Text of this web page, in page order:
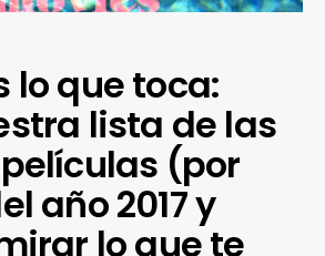
lo que toca:
lista de las
(por
año 2017 y
lo que te